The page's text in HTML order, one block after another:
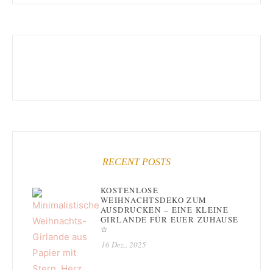
RECENT POSTS
KOSTENLOSE
WEIHNACHTSDEKO ZUM
AUSDRUCKEN – EINE KLEINE
GIRLANDE FÜR EUER ZUHAUSE
☆
16 Dez., 2025